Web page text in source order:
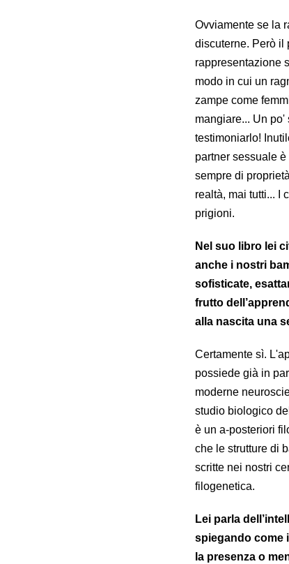
Ovviamente se la
discuterne. Però il
rappresentazione
modo in cui un
zampe come
mangiare... Un
testimoniarlo!
partner sessuale
sempre di
realtà, mai tutti... I
prigioni.
Nel suo libro lei
anche i nostri
sofisticate,
frutto
alla nascita una
Certamente sì.
possiede già in
moderne
studio biologico
è un a-posteriori
che le strutture di
scritte nei nostri
filogenetica.
Lei parla
spiegando come
la presenza o